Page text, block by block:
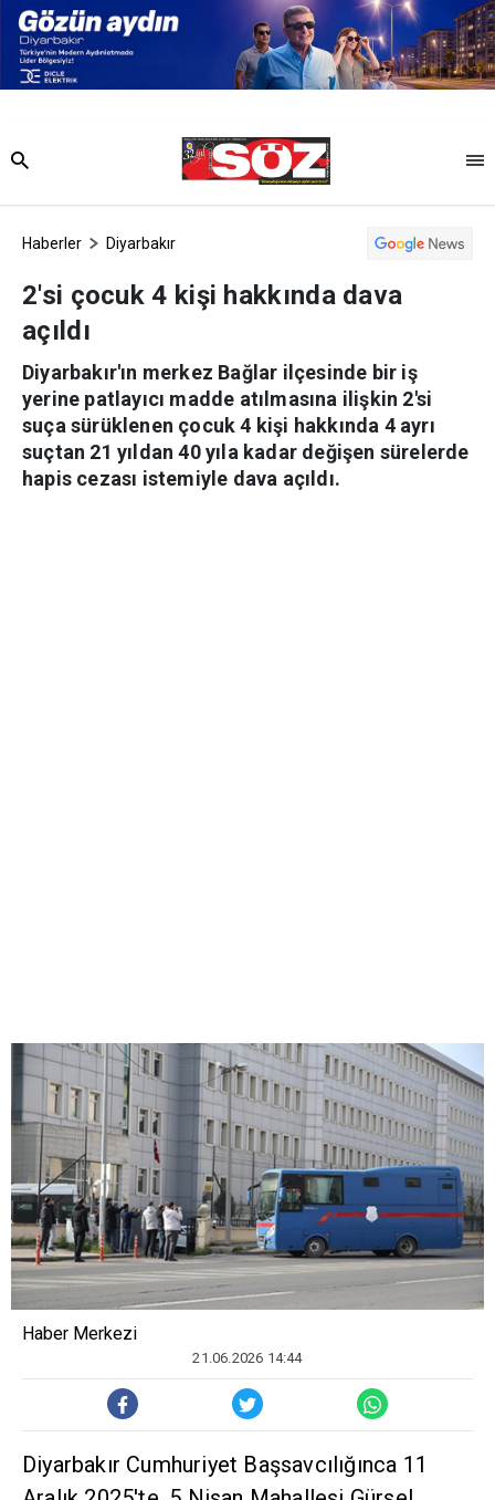
Haberler Diyarbakır
2'si çocuk 4 kişi hakkında dava
açıldı
Diyarbakır'ın merkez Bağlar ilçesinde bir iş
yerine patlayıcı madde atılmasına ilişkin 2'si
suça sürüklenen çocuk 4 kişi hakkında 4 ayrı
suçtan 21 yıldan 40 yıla kadar değişen sürelerde
hapis cezası istemiyle dava açıldı.
Haber Merkezi
21.06.2026 14:44
Diyarbakır Cumhuriyet Başsavcılığınca 11